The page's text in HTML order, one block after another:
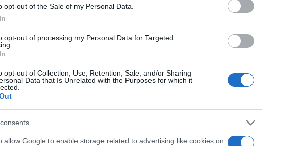
opt-out of the Sale of my Personal Data.
opt-out of processing my Personal Data for Targeted
opt-out of Collection, Use, Retention, Sale, and/or Sharing
Data that Is Unrelated with the Purposes for which it
allow Google to enable storage related to advertising like cookies on
στην παρουσίαση του
κόσμου στο γήπεδο
«τέλειο» δέρμα αποτελεί πρόβλημα